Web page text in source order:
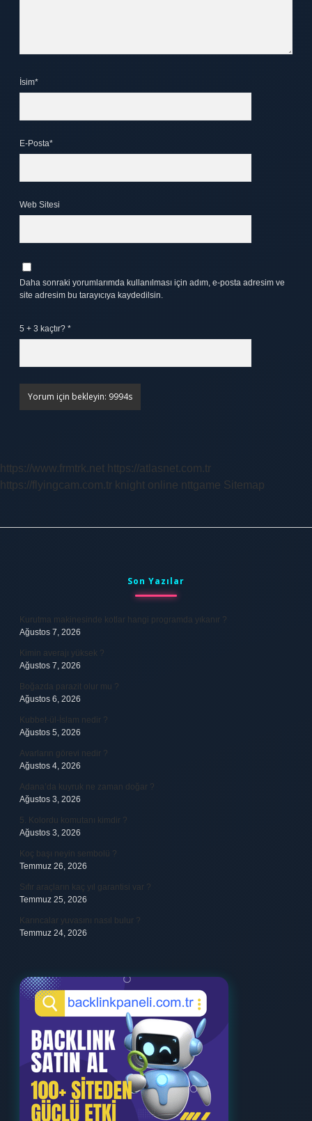
İsim*
E-Posta*
Web Sitesi
Daha sonraki yorumlarımda kullanılması için adım, e-posta adresim ve
site adresim bu tarayıcıya kaydedilsin.
5 + 3 kaçtır? *
https://www.frmtrk.net https://atlasnet.com.tr
https://flyingcam.com.tr knight online nttgame Sitemap
Son Yazılar
Kurutma makinesinde kotlar hangi programda yıkanır ?
Ağustos 7, 2026
Kimin averajı yüksek ?
Ağustos 7, 2026
Boğazda parazit olur mu ?
Ağustos 6, 2026
Kubbet-ül-İslam nedir ?
Ağustos 5, 2026
Avarların görevi nedir ?
Ağustos 4, 2026
Adana’da kuyruk ne zaman doğar ?
Ağustos 3, 2026
5. Kolordu komutanı kimdir ?
Ağustos 3, 2026
Koç başı neyin sembolü ?
Temmuz 26, 2026
Sıfır araçların kaç yıl garantisi var ?
Temmuz 25, 2026
Karıncalar yuvasını nasıl bulur ?
Temmuz 24, 2026